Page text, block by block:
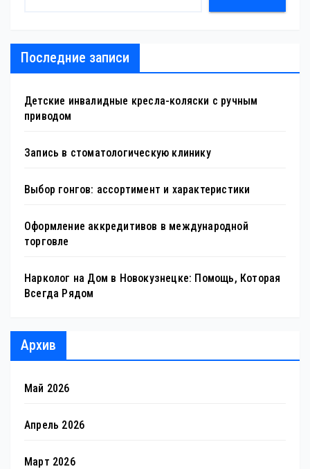
Последние записи
Детские инвалидные кресла-коляски с ручным
приводом
Запись в стоматологическую клинику
Выбор гонгов: ассортимент и характеристики
Оформление аккредитивов в международной
торговле
Нарколог на Дом в Новокузнецке: Помощь, Которая
Всегда Рядом
Архив
Май 2026
Апрель 2026
Март 2026